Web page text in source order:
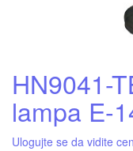
HN9041-
lampa E-
Ulogujte se da vidite